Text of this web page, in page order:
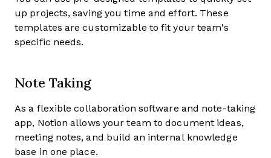
up projects, saving you time and effort. These
templates are customizable to fit your team's
specific needs.
Note Taking
As a flexible collaboration software and note-taking
app, Notion allows your team to document ideas,
meeting notes, and build an internal knowledge
base in one place.